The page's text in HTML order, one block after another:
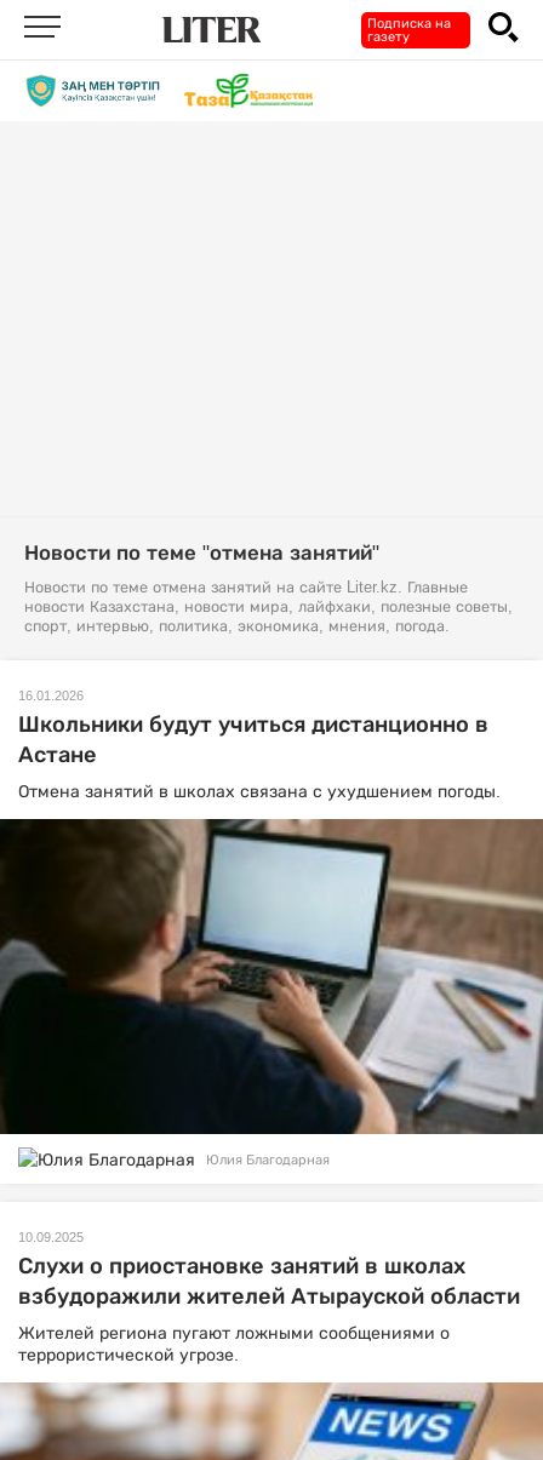
Подписка на
газету
Новости по теме "отмена занятий"
Новости по теме отмена занятий на сайте Liter.kz. Главные
новости Казахстана, новости мира, лайфхаки, полезные советы,
спорт, интервью, политика, экономика, мнения, погода.
16.01.2026
Школьники будут учиться дистанционно в
Астане
Отмена занятий в школах связана с ухудшением погоды.
Юлия Благодарная
10.09.2025
Слухи о приостановке занятий в школах
взбудоражили жителей Атырауской области
Жителей региона пугают ложными сообщениями о
террористической угрозе.